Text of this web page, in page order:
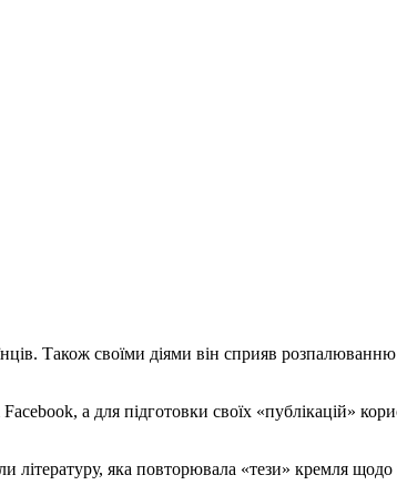
Також своїми діями він сприяв розпалюванню
а для підготовки своїх «публікацій»
яка повторювала «тези» кремля щодо